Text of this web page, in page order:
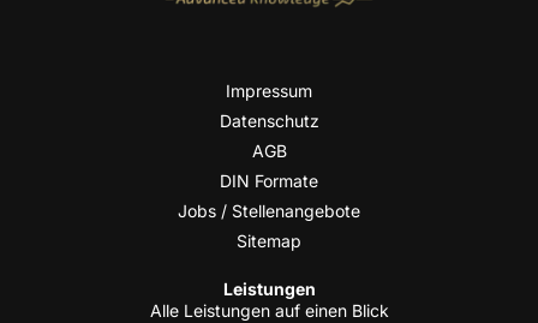
Impres­sum
Daten­schutz
AGB
DIN For­ma­te
Jobs / Stellenangebote
Site­map
Leis­tun­gen
Alle Leis­tun­gen auf einen Blick